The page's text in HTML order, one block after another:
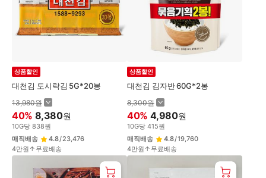
대천김 도시락김 5G*20봉
상품할인
13,980원
40% 8,380원
10G당 838원
매직배송
4.8/23,476
4만원↑무료배송
대천김 김자반 60G*2봉
상품할인
8,300원
40% 4,980원
10G당 415원
매직배송
4.8/19,760
4만원↑무료배송